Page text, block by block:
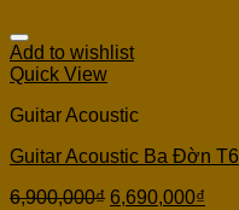
Add to wishlist
Quick View
Guitar Acoustic
Guitar Acoustic Ba Đờn
6,900,000₫ 6,690,000₫